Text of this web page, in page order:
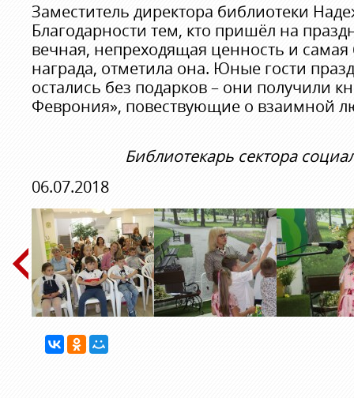
Заместитель директора библиотеки
Благодарности тем, кто пришёл на
вечная, непреходящая ценность и
награда, отметила она. Юные гости
остались без подарков – они получили
Феврония», повествующие о взаимной
Библиотекарь сектора
06.07.2018